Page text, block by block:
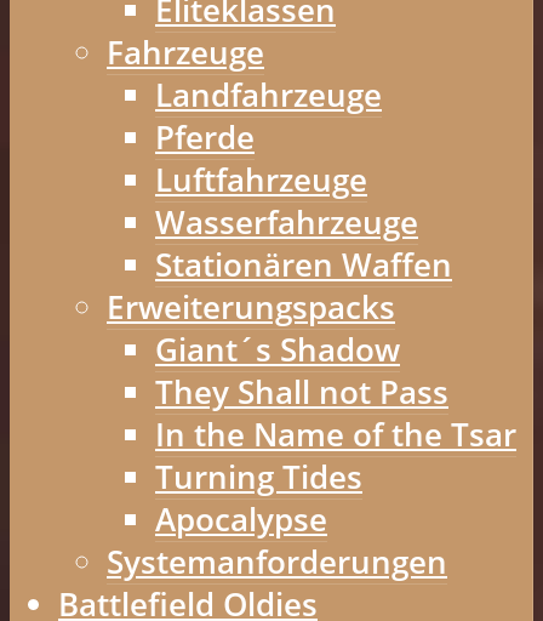
Eliteklassen
Fahrzeuge
Landfahrzeuge
Pferde
Luftfahrzeuge
Wasserfahrzeuge
Stationären Waffen
Erweiterungspacks
Giant´s Shadow
They Shall not Pass
In the Name of the Tsar
Turning Tides
Apocalypse
Systemanforderungen
Battlefield Oldies